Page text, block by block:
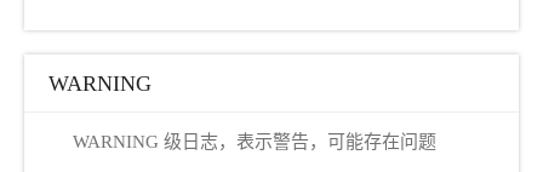
WARNING
WARNING 级日志，表示警告，可能存在问题